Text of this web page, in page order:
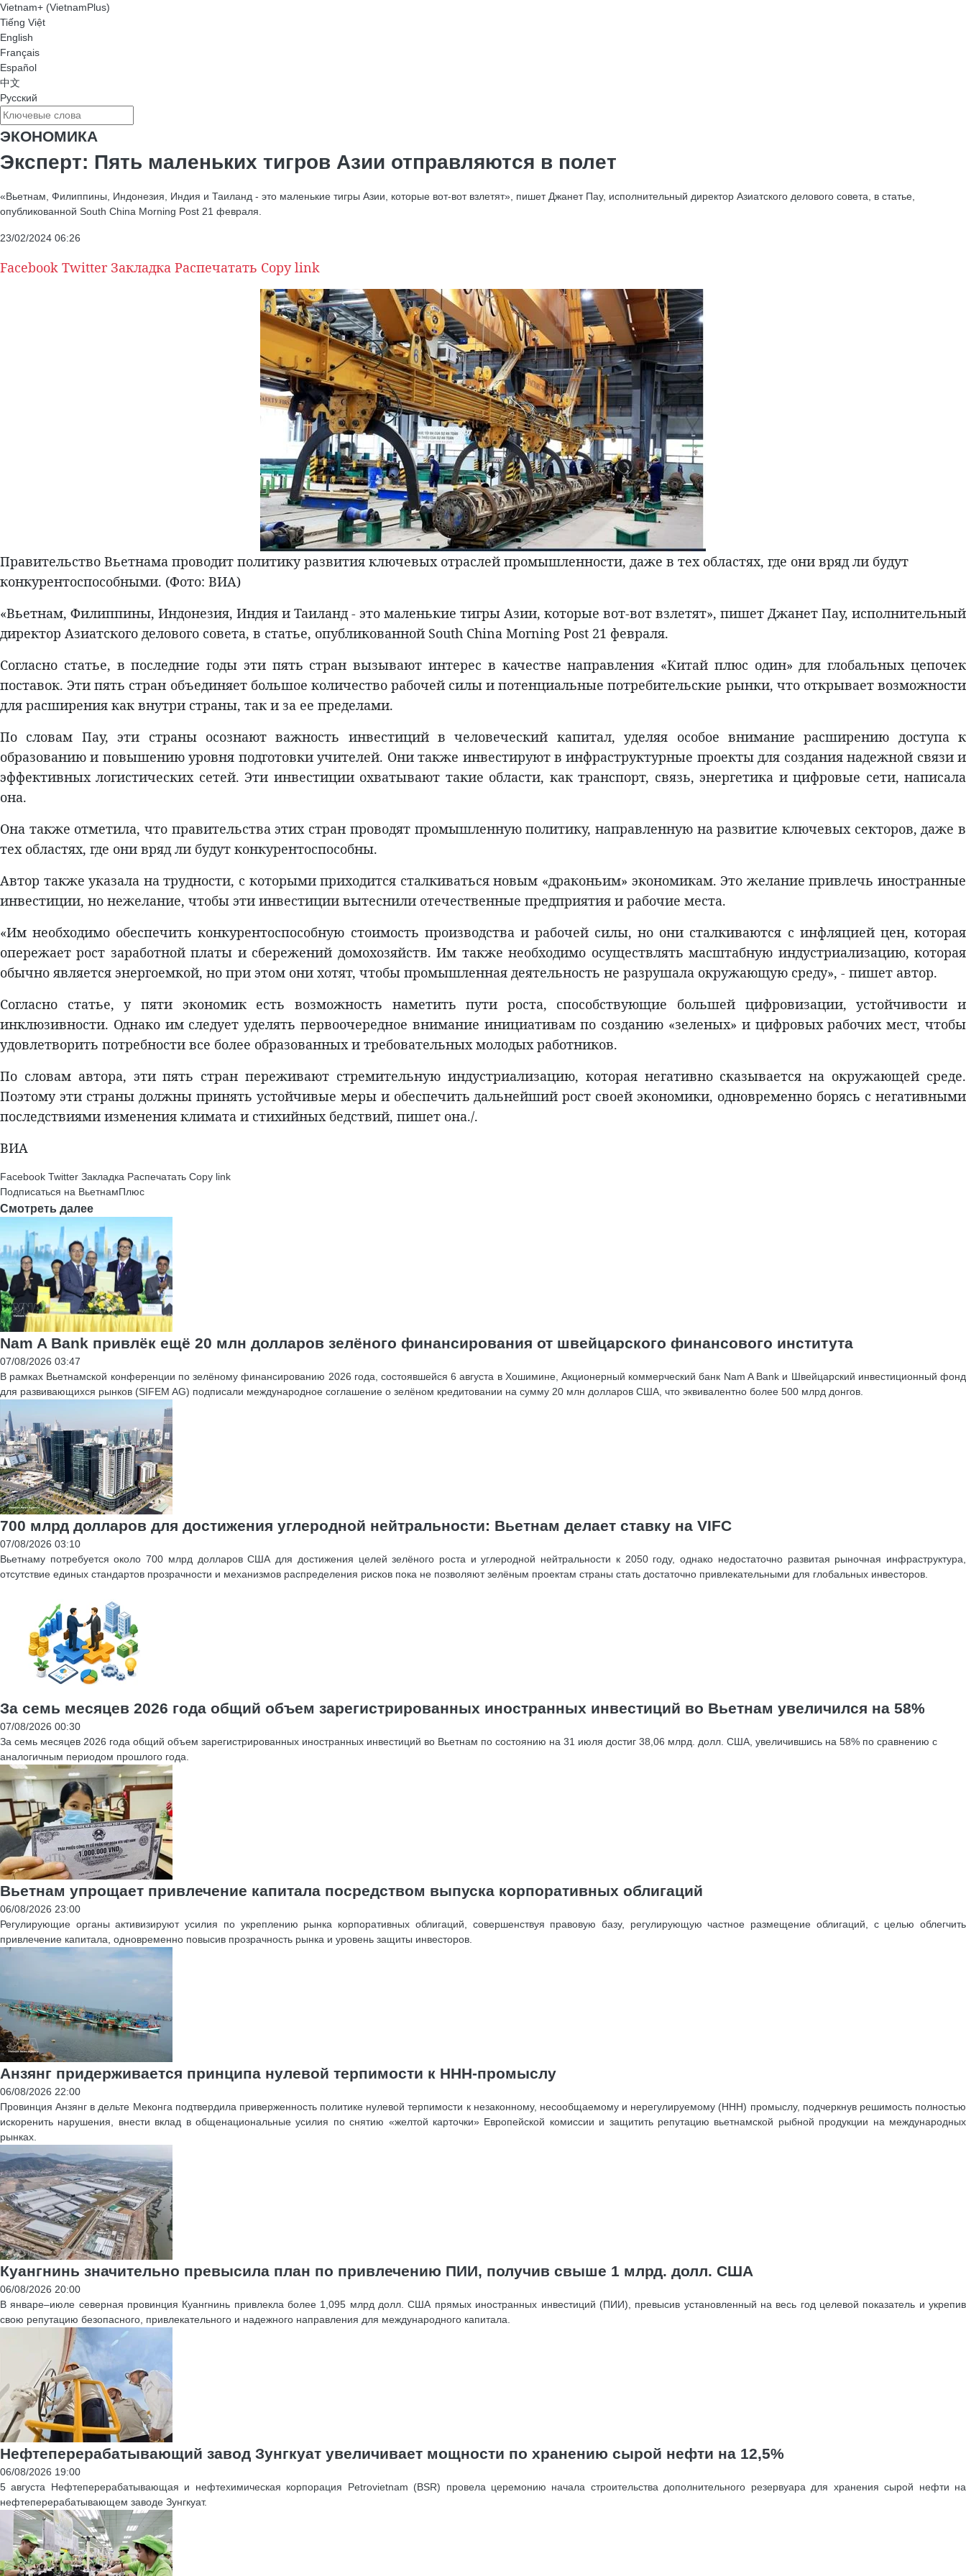
Vietnam+ (VietnamPlus)
Tiếng Việt
English
Français
Español
中文
Русский
ЭКОНОМИКА
Эксперт: Пять маленьких тигров Азии отправляются в полет
«Вьетнам, Филиппины, Индонезия, Индия и Таиланд - это маленькие тигры Азии, которые вот-вот взлетят», пишет Джанет Пау, исполнительный директор Азиатского делового совета, в статье,
опубликованной South China Morning Post 21 февраля.
23/02/2024 06:26
Facebook Twitter Закладка Распечатать Copy link
Правительство Вьетнама проводит политику развития ключевых отраслей промышленности, даже в тех областях, где они вряд ли будут
конкурентоспособными. (Фото: ВИA)
«Вьетнам, Филиппины, Индонезия, Индия и Таиланд - это маленькие тигры Азии, которые вот-вот взлетят», пишет Джанет Пау, исполнительный
директор Азиатского делового совета, в статье, опубликованной South China Morning Post 21 февраля.
Согласно статье, в последние годы эти пять стран вызывают интерес в качестве направления «Китай плюс один» для глобальных цепочек
поставок. Эти пять стран объединяет большое количество рабочей силы и потенциальные потребительские рынки, что открывает возможности
для расширения как внутри страны, так и за ее пределами.
По словам Пау, эти страны осознают важность инвестиций в человеческий капитал, уделяя особое внимание расширению доступа к
образованию и повышению уровня подготовки учителей. Они также инвестируют в инфраструктурные проекты для создания надежной связи и
эффективных логистических сетей. Эти инвестиции охватывают такие области, как транспорт, связь, энергетика и цифровые сети, написала
она.
Она также отметила, что правительства этих стран проводят промышленную политику, направленную на развитие ключевых секторов, даже в
тех областях, где они вряд ли будут конкурентоспособны.
Автор также указала на трудности, с которыми приходится сталкиваться новым «драконьим» экономикам. Это желание привлечь иностранные
инвестиции, но нежелание, чтобы эти инвестиции вытеснили отечественные предприятия и рабочие места.
«Им необходимо обеспечить конкурентоспособную стоимость производства и рабочей силы, но они сталкиваются с инфляцией цен, которая
опережает рост заработной платы и сбережений домохозяйств. Им также необходимо осуществлять масштабную индустриализацию, которая
обычно является энергоемкой, но при этом они хотят, чтобы промышленная деятельность не разрушала окружающую среду», - пишет автор.
Согласно статье, у пяти экономик есть возможность наметить пути роста, способствующие большей цифровизации, устойчивости и
инклюзивности. Однако им следует уделять первоочередное внимание инициативам по созданию «зеленых» и цифровых рабочих мест, чтобы
удовлетворить потребности все более образованных и требовательных молодых работников.
По словам автора, эти пять стран переживают стремительную индустриализацию, которая негативно сказывается на окружающей среде.
Поэтому эти страны должны принять устойчивые меры и обеспечить дальнейший рост своей экономики, одновременно борясь с негативными
последствиями изменения климата и стихийных бедствий, пишет она./.
ВИА
Facebook Twitter Закладка Распечатать Copy link
Подписаться на ВьетнамПлюс
Смотреть далее
Nam A Bank привлёк ещё 20 млн долларов зелёного финансирования от швейцарского финансового института
07/08/2026 03:47
В рамках Вьетнамской конференции по зелёному финансированию 2026 года, состоявшейся 6 августа в Хошимине, Акционерный коммерческий банк Nam A Bank и Швейцарский инвестиционный фонд
для развивающихся рынков (SIFEM AG) подписали международное соглашение о зелёном кредитовании на сумму 20 млн долларов США, что эквивалентно более 500 млрд донгов.
700 млрд долларов для достижения углеродной нейтральности: Вьетнам делает ставку на VIFC
07/08/2026 03:10
Вьетнаму потребуется около 700 млрд долларов США для достижения целей зелёного роста и углеродной нейтральности к 2050 году, однако недостаточно развитая рыночная инфраструктура,
отсутствие единых стандартов прозрачности и механизмов распределения рисков пока не позволяют зелёным проектам страны стать достаточно привлекательными для глобальных инвесторов.
За семь месяцев 2026 года общий объем зарегистрированных иностранных инвестиций во Вьетнам увеличился на 58%
07/08/2026 00:30
За семь месяцев 2026 года общий объем зарегистрированных иностранных инвестиций во Вьетнам по состоянию на 31 июля достиг 38,06 млрд. долл. США, увеличившись на 58% по сравнению с
аналогичным периодом прошлого года.
Вьетнам упрощает привлечение капитала посредством выпуска корпоративных облигаций
06/08/2026 23:00
Регулирующие органы активизируют усилия по укреплению рынка корпоративных облигаций, совершенствуя правовую базу, регулирующую частное размещение облигаций, с целью облегчить
привлечение капитала, одновременно повысив прозрачность рынка и уровень защиты инвесторов.
Анзянг придерживается принципа нулевой терпимости к ННН-промыслу
06/08/2026 22:00
Провинция Анзянг в дельте Меконга подтвердила приверженность политике нулевой терпимости к незаконному, несообщаемому и нерегулируемому (ННН) промыслу, подчеркнув решимость полностью
искоренить нарушения, внести вклад в общенациональные усилия по снятию «желтой карточки» Европейской комиссии и защитить репутацию вьетнамской рыбной продукции на международных
рынках.
Куангнинь значительно превысила план по привлечению ПИИ, получив свыше 1 млрд. долл. США
06/08/2026 20:00
В январе–июле северная провинция Куангнинь привлекла более 1,095 млрд долл. США прямых иностранных инвестиций (ПИИ), превысив установленный на весь год целевой показатель и укрепив
свою репутацию безопасного, привлекательного и надежного направления для международного капитала.
Нефтеперерабатывающий завод Зунгкуат увеличивает мощности по хранению сырой нефти на 12,5%
06/08/2026 19:00
5 августа Нефтеперерабатывающая и нефтехимическая корпорация Petrovietnam (BSR) провела церемонию начала строительства дополнительного резервуара для хранения сырой нефти на
нефтеперерабатывающем заводе Зунгкуат.